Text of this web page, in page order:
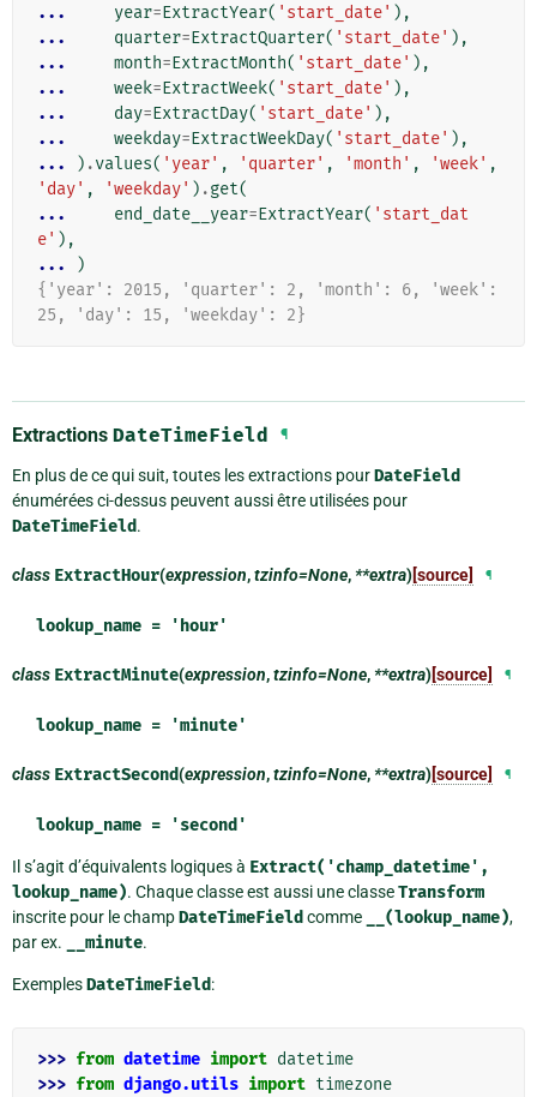
...
year=ExtractYear( 'start_date' ),
...
quarter=ExtractQuarter( 'start_date' ),
...
month=ExtractMonth( 'start_date' ),
...
week=ExtractWeek( 'start_date' ),
...
day=ExtractDay( 'start_date' ),
...
weekday=ExtractWeekDay( 'start_date' ),
...
) .values( 'year' , 'quarter' , 'month' , 'week' ,
'day' , 'weekday' ) .get(
...
end_date__year=ExtractYear( 'start_dat
e' ),
...
)
{'year': 2015, 'quarter': 2, 'month': 6, 'week':
25, 'day': 15, 'weekday': 2}
Extractions DateTimeField ¶
En plus de ce qui suit, toutes les extractions pourDateField
énumérées ci-dessus peuvent aussi être utilisées pour
DateTimeField.
class ExtractHour(expression,tzinfo=None,**extra)[source] ¶
lookup_name = 'hour'
class ExtractMinute(expression,tzinfo=None,**extra)[source] ¶
lookup_name = 'minute'
class ExtractSecond(expression,tzinfo=None,**extra)[source] ¶
lookup_name = 'second'
Il s’agit d’équivalents logiques à Extract('champ_datetime',
lookup_name). Chaque classe est aussi une classeTransform
inscrite pour le champDateTimeFieldcomme __(lookup_name),
par ex.
__minute.
ExemplesDateTimeField:
>>> from datetime import datetime
>>> from django.utils import timezone